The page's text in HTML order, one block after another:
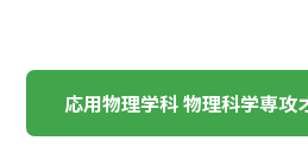
応用物理学科 物理科学専攻